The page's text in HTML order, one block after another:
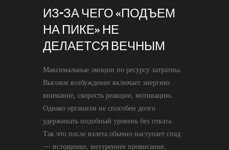
ИЗ-ЗА ЧЕГО «ПОДЪЕМ
НА ПИКЕ» НЕ
ДЕЛАЕТСЯ ВЕЧНЫМ
Максимальные эмоции по ресурсу затратны.
Высокое возбуждение включает энергию:
внимание, скорость реакции, мотивацию.
Однако организм не способен долго
удерживать подобный уровень без отката.
Так что после взлета обычно наступает спад
— истощение, внутреннее провисание,